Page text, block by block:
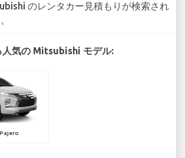
のレンタカー見積もりが検索され
人気の Mitsubishi モデル: